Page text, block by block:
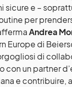
sicure e –
per
Andrea
Europe di
di
con un partner
e contribuire,